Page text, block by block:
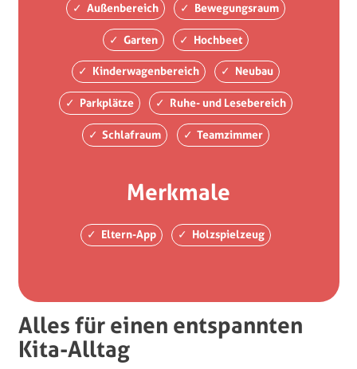
Außenbereich Bewegungsraum
Garten Hochbeet
Kinderwagenbereich Neubau
Parkplätze Ruhe- und Lesebereich
Schlafraum Teamzimmer
Merkmale
Eltern-App Holzspielzeug
Alles für einen entspannten
Kita-Alltag